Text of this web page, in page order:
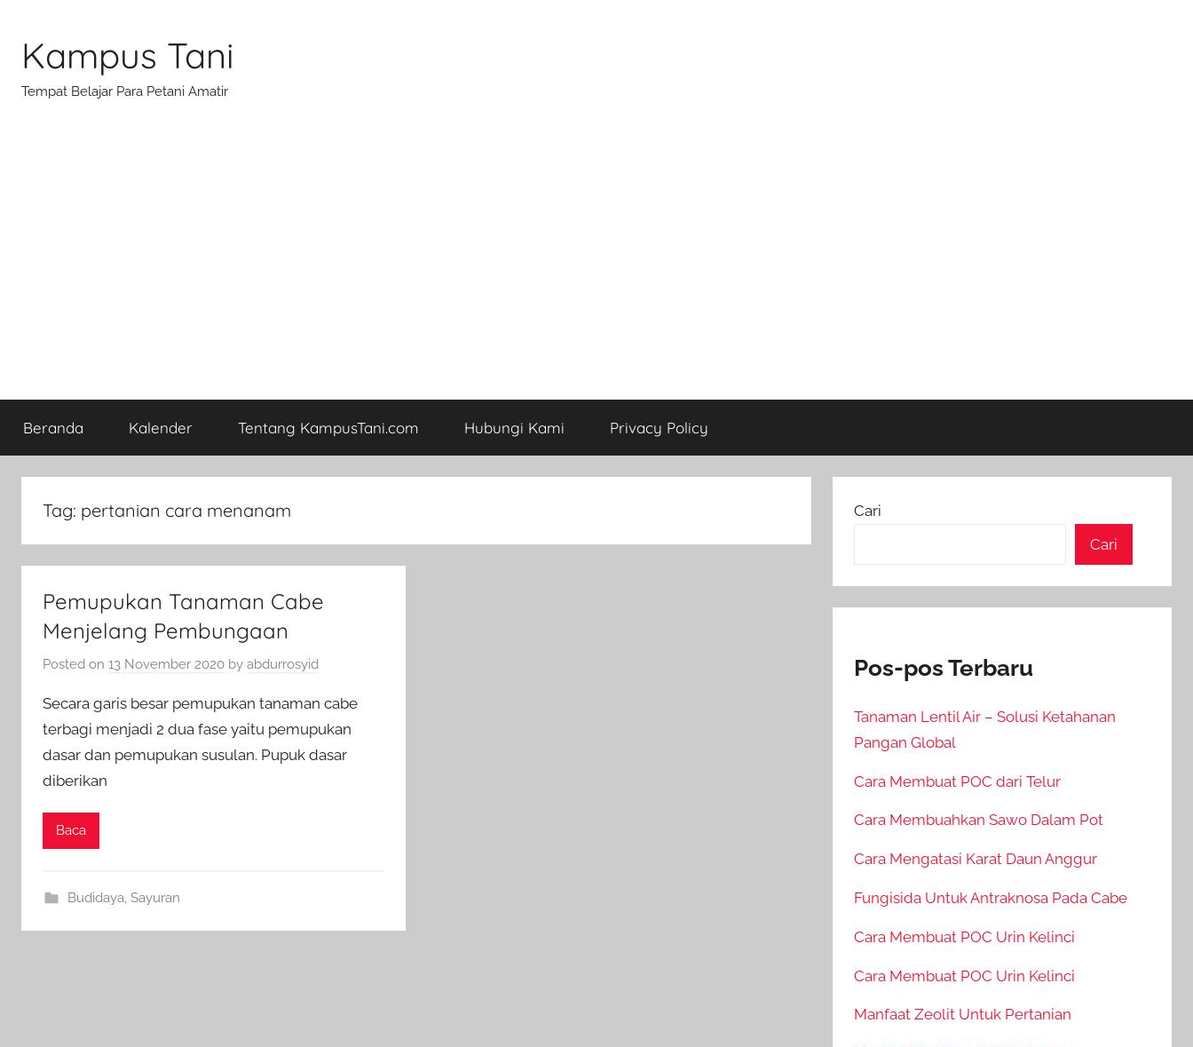
content
Kampus Tani
Tempat Belajar Para Petani Amatir
Beranda Kalender Tentang KampusTani.com Hubungi Kami Privacy Policy
Tag: pertanian cara menanam
Pemupukan Tanaman Cabe
Menjelang Pembungaan
Posted on 13 November 2020 by abdurrosyid
Secara garis besar pemupukan tanaman cabe
terbagi menjadi 2 dua fase yaitu pemupukan
dasar dan pemupukan susulan. Pupuk dasar
diberikan
Baca
Budidaya, Sayuran
Cari
Cari
Pos-pos Terbaru
Tanaman Lentil Air – Solusi Ketahanan
Pangan Global
Cara Membuat POC dari Telur
Cara Membuahkan Sawo Dalam Pot
Cara Mengatasi Karat Daun Anggur
Fungisida Untuk Antraknosa Pada Cabe
Cara Membuat POC Urin Kelinci
Cara Membuat POC Urin Kelinci
Manfaat Zeolit Untuk Pertanian